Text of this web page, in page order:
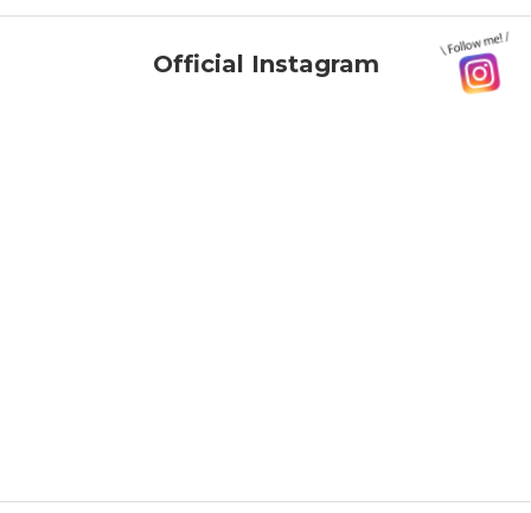
Official Instagram